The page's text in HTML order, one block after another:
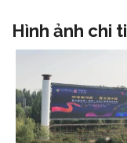
Hình ảnh chi